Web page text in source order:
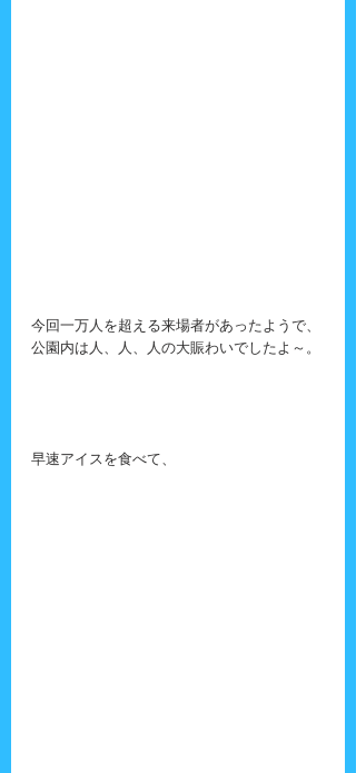
今回一万人を超える来場者があったようで、
公園内は人、人、人の大賑わいでしたよ～。
早速アイスを食べて、